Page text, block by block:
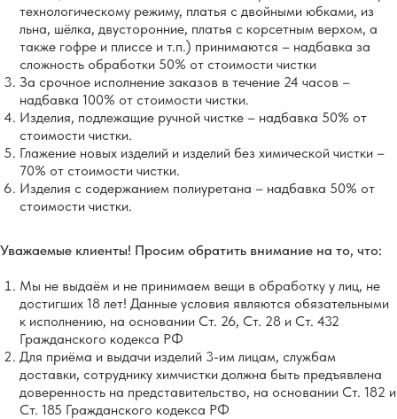
технологическому режиму, платья с двойными юбками, из
льна, шёлка, двусторонние, платья с корсетным верхом, а
также гофре и плиссе и т.п.) принимаются – надбавка за
сложность обработки 50% от стоимости чистки
За срочное исполнение заказов в течение 24 часов –
надбавка 100% от стоимости чистки.
Изделия, подлежащие ручной чистке – надбавка 50% от
стоимости чистки.
Глажение новых изделий и изделий без химической чистки –
70% от стоимости чистки.
Изделия с содержанием полиуретана – надбавка 50% от
стоимости чистки.
Уважаемые клиенты! Просим обратить внимание на то, что:
Мы не выдаём и не принимаем вещи в обработку у лиц, не
достигших 18 лет! Данные условия являются обязательными
к исполнению, на основании Ст. 26, Ст. 28 и Ст. 432
Гражданского кодекса РФ
Для приёма и выдачи изделий 3-им лицам, службам
доставки, сотруднику химчистки должна быть предъявлена
доверенность на представительство, на основании Ст. 182 и
Ст. 185 Гражданского кодекса РФ